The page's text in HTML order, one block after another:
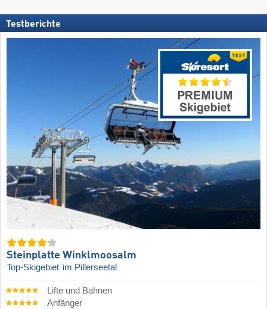
Testberichte
Steinplatte Winklmoosalm
Top-Skigebiet im Pillerseetal
Lifte und Bahnen
Anfänger